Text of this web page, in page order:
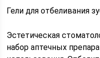
Гели для отбеливания
Эстетическая
набор аптечных